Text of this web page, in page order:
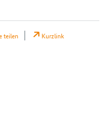
teilen Kurzlink